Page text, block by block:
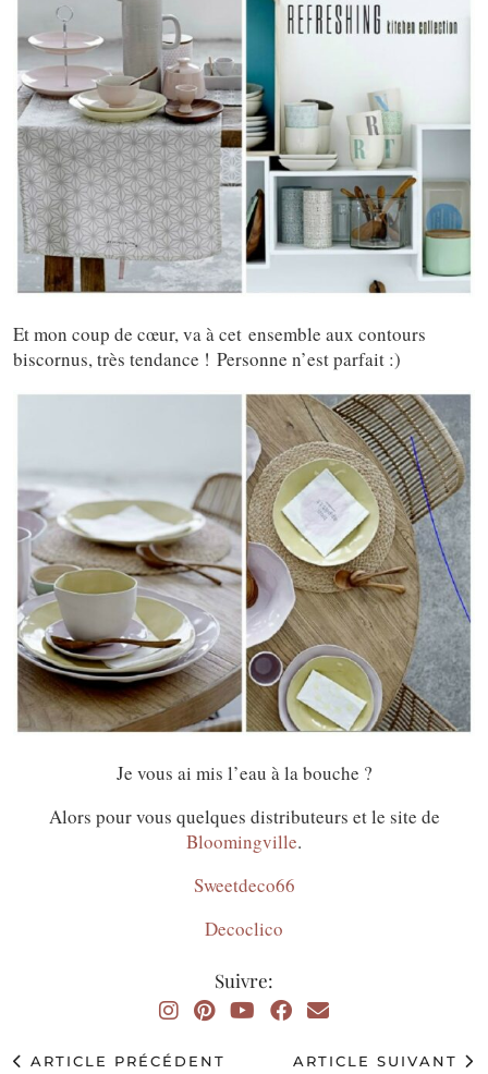
Et mon coup de cœur, va à cet ensemble aux contours
biscornus, très tendance ! Personne n’est parfait :)
Je vous ai mis l’eau à la bouche ?
Alors pour vous quelques distributeurs et le site de
Bloomingville.
Sweetdeco66
Decoclico
Suivre:
ARTICLE PRÉCÉDENT
ARTICLE SUIVANT